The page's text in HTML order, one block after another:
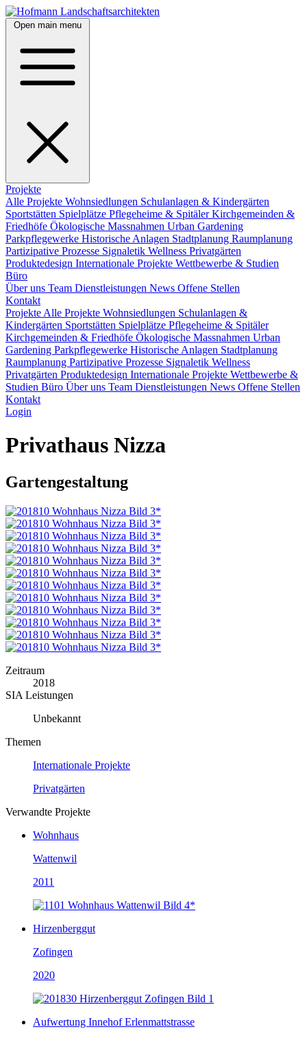
Open main menu
Projekte
Alle Projekte Wohnsiedlungen Schulanlagen & Kindergärten
Sportstätten Spielplätze Pflegeheime & SpitälerKirchgemeinden &
Friedhöfe Ökologische Massnahmen Urban Gardening
Parkpflegewerke Historische Anlagen Stadtplanung Raumplanung
Partizipative Prozesse Signaletik Wellness Privatgärten
Produktedesign Internationale Projekte Wettbewerbe & Studien
Büro
Über uns Team Dienstleistungen News Offene Stellen
Kontakt
Projekte Alle Projekte Wohnsiedlungen Schulanlagen &
Kindergärten Sportstätten Spielplätze Pflegeheime & Spitäler
Kirchgemeinden & Friedhöfe Ökologische Massnahmen Urban
Gardening Parkpflegewerke Historische Anlagen Stadtplanung
Raumplanung Partizipative Prozesse Signaletik Wellness
Privatgärten Produktedesign Internationale Projekte Wettbewerbe &
Studien Büro Über uns Team Dienstleistungen News Offene Stellen
Kontakt
Login
Privathaus Nizza
Gartengestaltung
Zeitraum
2018
SIA Leistungen
Unbekannt
Themen
Internationale Projekte
Privatgärten
Verwandte Projekte
Wohnhaus
Wattenwil
2011
Hirzenberggut
Zofingen
2020
Aufwertung Innehof Erlenmattstrasse